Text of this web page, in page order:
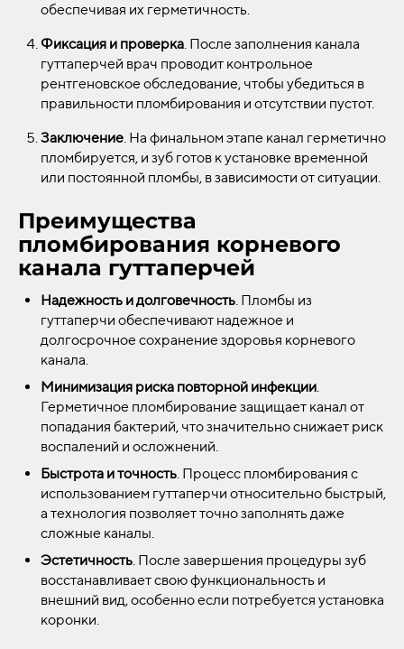
обеспечивая их герметичность.
Фиксация и проверка. После заполнения канала
гуттаперчей врач проводит контрольное
рентгеновское обследование, чтобы убедиться в
правильности пломбирования и отсутствии пустот.
Заключение. На финальном этапе канал герметично
пломбируется, и зуб готов к установке временной
или постоянной пломбы, в зависимости от ситуации.
Преимущества
пломбирования корневого
канала гуттаперчей
Надежность и долговечность. Пломбы из
гуттаперчи обеспечивают надежное и
долгосрочное сохранение здоровья корневого
канала.
Минимизация риска повторной инфекции.
Герметичное пломбирование защищает канал от
попадания бактерий, что значительно снижает риск
воспалений и осложнений.
Быстрота и точность. Процесс пломбирования с
использованием гуттаперчи относительно быстрый,
а технология позволяет точно заполнять даже
сложные каналы.
Эстетичность. После завершения процедуры зуб
восстанавливает свою функциональность и
внешний вид, особенно если потребуется установка
коронки.